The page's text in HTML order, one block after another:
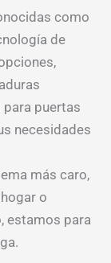
como
de
puertas
necesidades
más caro,
o
estamos para